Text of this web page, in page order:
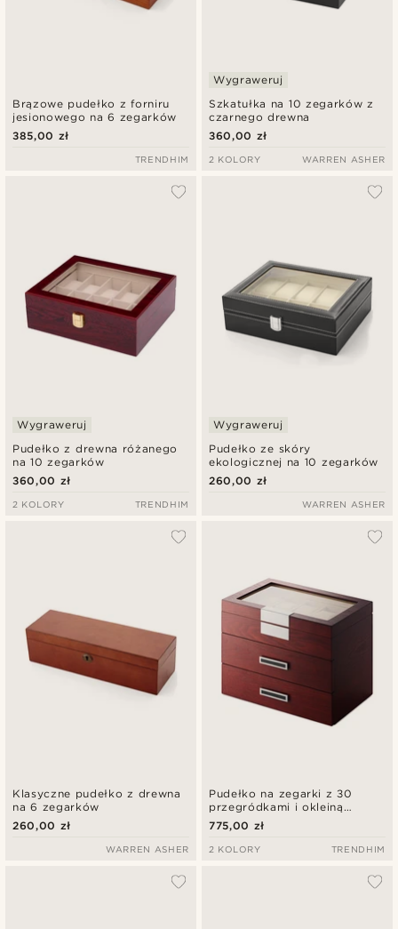
Brązowe pudełko z forniru
jesionowego na 6 zegarków
385,00 zł
TRENDHIM
Szkatułka na 10 zegarków z
czarnego drewna
Wygraweruj
360,00 zł
2 KOLORY WARREN ASHER
Pudełko z drewna różanego
na 10 zegarków
Wygraweruj
360,00 zł
2 KOLORY TRENDHIM
Pudełko ze skóry
ekologicznej na 10 zegarków
Wygraweruj
260,00 zł
WARREN ASHER
Klasyczne pudełko z drewna
na 6 zegarków
260,00 zł
WARREN ASHER
Pudełko na zegarki z 30
przegródkami i okleiną
wiśniową
775,00 zł
2 KOLORY TRENDHIM